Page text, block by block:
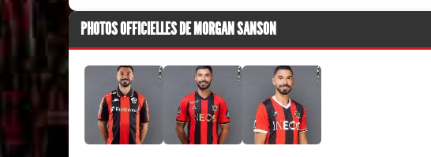
PHOTOS OFFICIELLES DE MORGAN SANSON